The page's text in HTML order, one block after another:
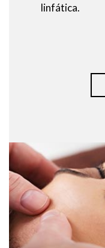
linfática.